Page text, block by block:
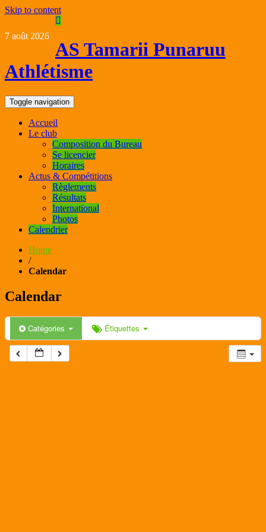
Skip to content
7 août 2026
AS Tamarii Punaruu
Athlétisme
Toggle navigation
Accueil
Le club
Composition du Bureau
Se licencier
Horaires
Actus & Compétitions
Règlements
Résultats
International
Photos
Calendrier
Home
/
Calendar
Calendar
Catégories Étiquettes